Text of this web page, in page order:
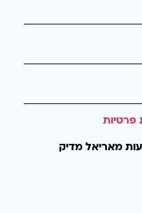
פרטיות
מאריאל מדיק